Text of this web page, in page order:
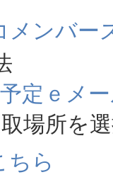
メンバー
予定ｅメ
場所を
ちら